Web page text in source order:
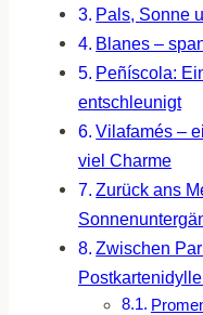
Pals, Sonne
Blanes –
Peñíscola:
entschleunigt
Vilafamés –
viel Charme
Zurück ans
Zwischen